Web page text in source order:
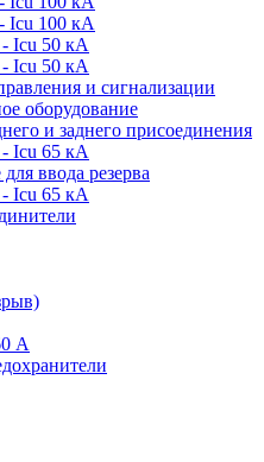
Icu 100 кА
Icu 50 кА
Icu 50 кА
и сигнализации
оборудование
и заднего присоединения
Icu 65 кА
ввода резерва
Icu 65 кА
А